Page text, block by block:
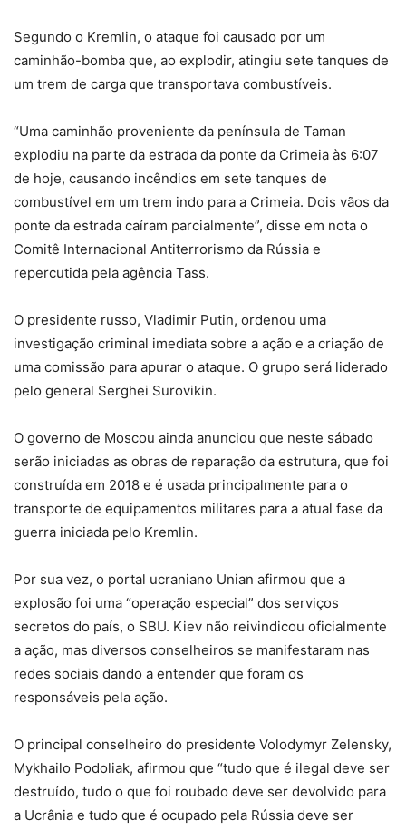
Segundo o Kremlin, o ataque foi causado por um
caminhão-bomba que, ao explodir, atingiu sete tanques de
um trem de carga que transportava combustíveis.
“Uma caminhão proveniente da península de Taman
explodiu na parte da estrada da ponte da Crimeia às 6:07
de hoje, causando incêndios em sete tanques de
combustível em um trem indo para a Crimeia. Dois vãos da
ponte da estrada caíram parcialmente”, disse em nota o
Comitê Internacional Antiterrorismo da Rússia e
repercutida pela agência Tass.
O presidente russo, Vladimir Putin, ordenou uma
investigação criminal imediata sobre a ação e a criação de
uma comissão para apurar o ataque. O grupo será liderado
pelo general Serghei Surovikin.
O governo de Moscou ainda anunciou que neste sábado
serão iniciadas as obras de reparação da estrutura, que foi
construída em 2018 e é usada principalmente para o
transporte de equipamentos militares para a atual fase da
guerra iniciada pelo Kremlin.
Por sua vez, o portal ucraniano Unian afirmou que a
explosão foi uma “operação especial” dos serviços
secretos do país, o SBU. Kiev não reivindicou oficialmente
a ação, mas diversos conselheiros se manifestaram nas
redes sociais dando a entender que foram os
responsáveis pela ação.
O principal conselheiro do presidente Volodymyr Zelensky,
Mykhailo Podoliak, afirmou que “tudo que é ilegal deve ser
destruído, tudo o que foi roubado deve ser devolvido para
a Ucrânia e tudo que é ocupado pela Rússia deve ser